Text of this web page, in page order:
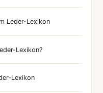
Leder-Lexikon
Lexikon?
Lexikon